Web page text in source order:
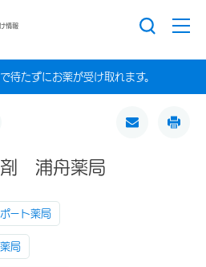
情報
待たずにお薬が受け取れます。
剤 浦舟薬局
ート薬局
局